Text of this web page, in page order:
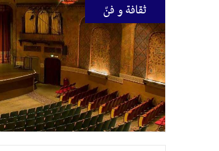
ثقافة و فنّ